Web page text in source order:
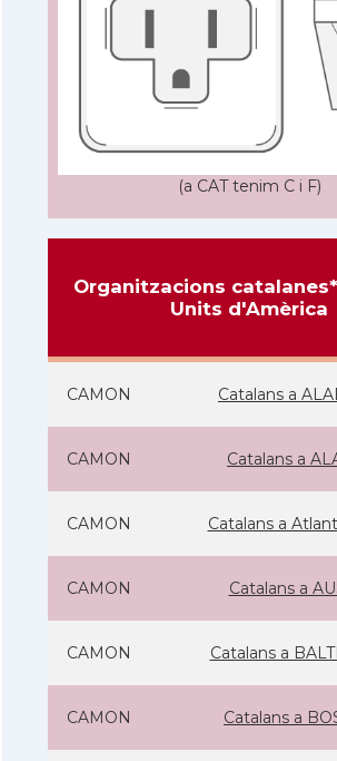
(a CAT tenim C i F)
Organitzacions
Units d'Amèrica
CAMON Catalans a
CAMON Catalans a
CAMON Catalans a
CAMON Catalans a
CAMON Catalans a
CAMON Catalans a